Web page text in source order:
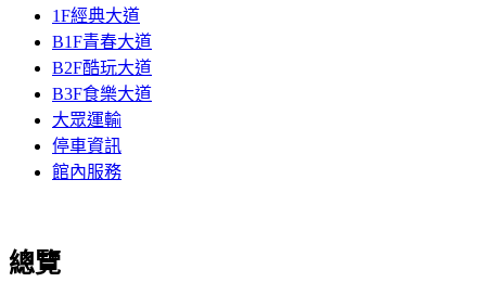
1F經典大道
B1F青春大道
B2F酷玩大道
B3F食樂大道
大眾運輸
停車資訊
館內服務
總覽